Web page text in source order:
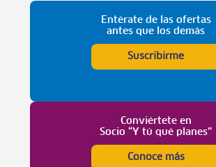
Entérate de las ofertas
antes que los demás
Suscribirme
Conviértete en
Socio “Y tú qué planes”
Conoce más